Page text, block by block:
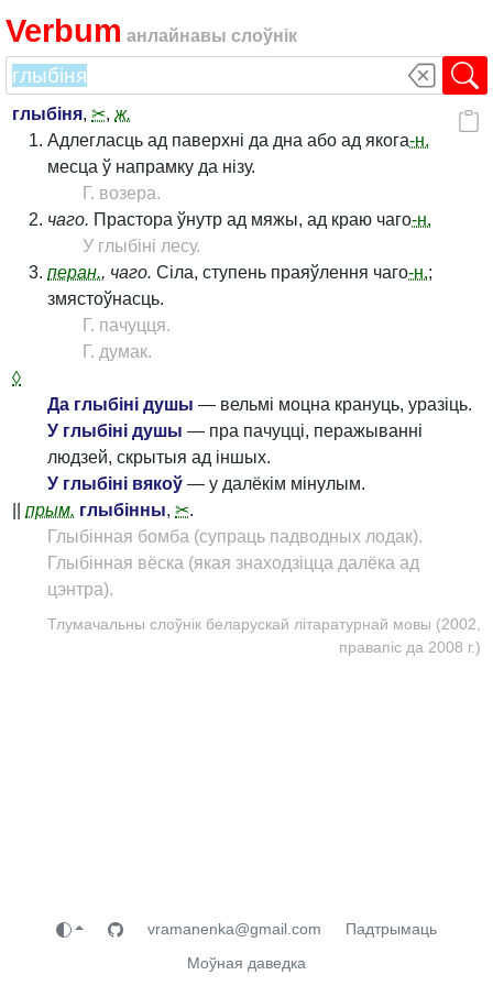
Verbum анлайнавы слоўнік
глыбіня, ✂, ж.
Адлегласць ад паверхні да дна або ад якога-н.
месца ў напрамку да нізу.
Г. возера.
чаго. Прастора ўнутр ад мяжы, ад краю чаго-н.
У глыбіні лесу.
перан., чаго. Сіла, ступень праяўлення чаго-н.;
змястоўнасць.
Г. пачуцця.
Г. думак.
◊
Да глыбіні душы — вельмі моцна крануць, уразіць.
У глыбіні душы — пра пачуцці, перажыванні
людзей, скрытыя ад іншых.
У глыбіні вякоў — у далёкім мінулым.
прым. глыбінны, ✂.
Глыбінная бомба (супраць падводных лодак).
Глыбінная вёска (якая знаходзіцца далёка ад
цэнтра).
Тлумачальны слоўнік беларускай літаратурнай мовы (2002,
правапіс да 2008 г.)
vramanenka@gmail.com
Падтрымаць
Моўная даведка